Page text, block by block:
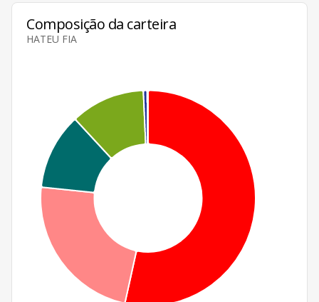
Composição da carteira
HATEU FIA